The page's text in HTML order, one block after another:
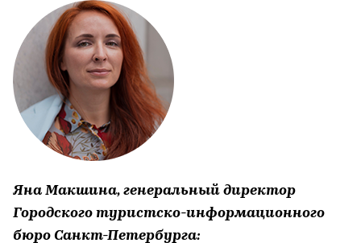
Яна Макшина, генеральный директор
Городского туристско-информационного
бюро Санкт-Петербурга: